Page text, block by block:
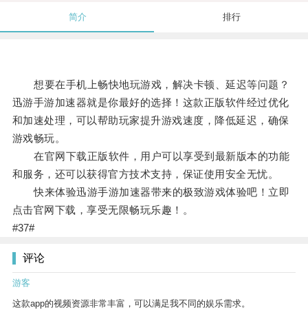
简介 排行
想要在手机上畅快地玩游戏，解决卡顿、延迟等问题？
迅游手游加速器就是你最好的选择！这款正版软件经过优化
和加速处理，可以帮助玩家提升游戏速度，降低延迟，确保
游戏畅玩。
在官网下载正版软件，用户可以享受到最新版本的功能
和服务，还可以获得官方技术支持，保证使用安全无忧。
快来体验迅游手游加速器带来的极致游戏体验吧！立即
点击官网下载，享受无限畅玩乐趣！。
#37#
评论
游客
这款app的视频资源非常丰富，可以满足我不同的娱乐需求。